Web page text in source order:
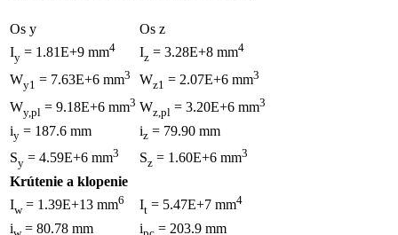
Os y
Os z
Iy = 1.81E+9 mm4 Iz = 3.28E+8 mm4
Wy1 = 7.63E+6 mm3 Wz1 = 2.07E+6 mm3
Wy,pl = 9.18E+6 mm3 Wz,pl = 3.20E+6 mm3
iy = 187.6 mm iz = 79.90 mm
Sy = 4.59E+6 mm3 Sz = 1.60E+6 mm3
Krútenie a klopenie
Iw = 1.39E+13 mm6 It = 5.47E+7 mm4
i = 80.78 mm i = 203.9 mm